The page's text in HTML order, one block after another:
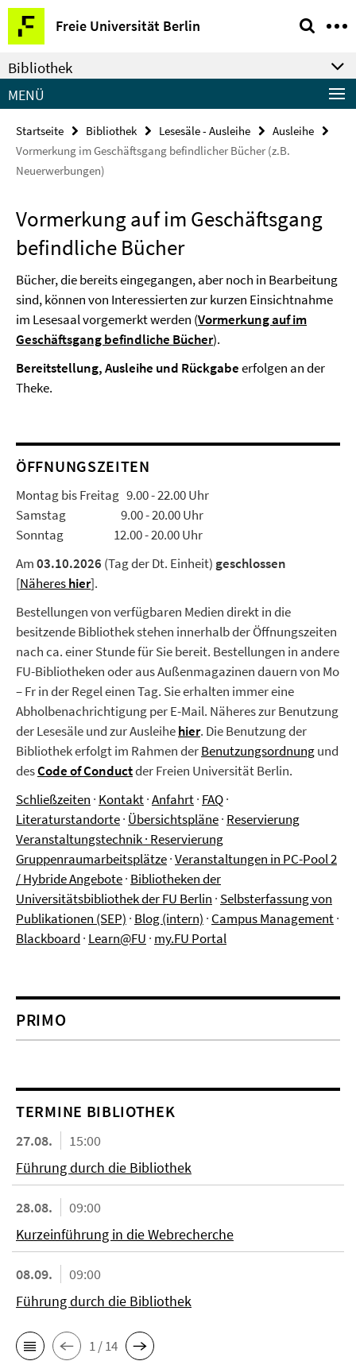
Springe
direkt
zu
Inhalt
Freie Universität Berlin
Service-
Navigation
Bibliothek
MENÜ
Startseite Bibliothek Lesesäle - Ausleihe
Ausleihe
Vormerkung im Geschäftsgang befindlicher Bücher (z.B.
Neuerwerbungen)
Vormerkung auf im Geschäftsgang
befindliche Bücher
Bücher, die bereits eingegangen, aber noch in Bearbeitung
sind, können von Interessierten zur kurzen Einsichtnahme
im Lesesaal vorgemerkt werden (Vormerkung auf im
Geschäftsgang befindliche Bücher).
Bereitstellung, Ausleihe und Rückgabeerfolgen an der
Theke.
ÖFFNUNGSZEITEN
Montag bis Freitag 9.00 - 22.00 Uhr
Samstag 9.00 - 20.00 Uhr
Sonntag 12.00 - 20.00 Uhr
Am03.10.2026 (Tag der Dt. Einheit) geschlossen
[Nähereshier].
Bestellungen von verfügbaren Medien direkt in die
besitzende Bibliothek stehen innerhalb der Öffnungszeiten
nach ca. einer Stunde für Sie bereit. Bestellungen in andere
FU-Bibliotheken oder aus Außenmagazinen dauern von Mo
– Fr in der Regel einen Tag. Sie erhalten immer eine
Abholbenachrichtigung per E-Mail. Näheres zur Benutzung
der Lesesäle und zur Ausleihehier. Die Benutzung der
Bibliothek erfolgt im Rahmen derBenutzungsordnungund
desCode of Conductder Freien Universität Berlin.
Schließzeiten · Kontakt·Anfahrt· FAQ·
Literaturstandorte· Übersichtspläne· Reservierung
Veranstaltungstechnik· Reservierung
Gruppenraumarbeitsplätze·Veranstaltungen in PC-Pool 2
/ Hybride Angebote· Bibliotheken der
Universitätsbibliothek der FU Berlin · Selbsterfassung von
Publikationen (SEP) · Blog (intern) · Campus Management·
Blackboard · Learn@FU · my.FU Portal
PRIMO
TERMINE BIBLIOTHEK
27.08.
15:00
Führung durch die Bibliothek
28.08.
09:00
Kurzeinführung in die Webrecherche
08.09.
09:00
Führung durch die Bibliothek
1 / 14